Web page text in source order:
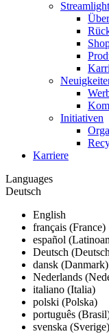
Initiativen
Karriere
Languages
Deutsch
English
français (France)
español
Deutsch
dansk (Danmark)
Nederlands
italiano (Italia)
polski (Polska)
português
svenska (Sverige)